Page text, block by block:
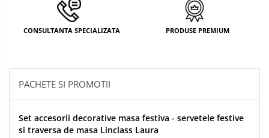
DECOR OKTOBER FEST
DECOR BABY SHOWER
CONSULTANTA SPECIALIZATA PRODUSE PREMIUM
PACHETE SI PROMOTII
Set accesorii decorative masa festiva - servetele festive
si traversa de masa Linclass Laura